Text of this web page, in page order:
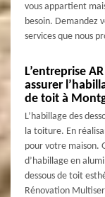
vous appartient
besoin. Demandez
services que nous
L’entreprise
assurer
de toit à
L’habillage des
la toiture. En
pour votre maison.
d’habillage en
dessous de toit
Rénovation